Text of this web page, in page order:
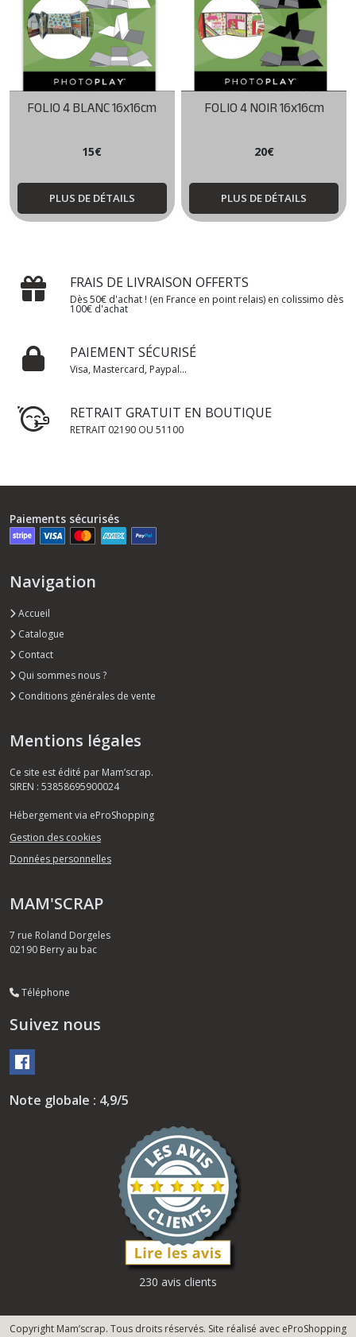
FOLIO 4 BLANC 16x16cm
15€
PLUS DE DÉTAILS
FOLIO 4 NOIR 16x16cm
20€
PLUS DE DÉTAILS
FRAIS DE LIVRAISON OFFERTS
Dès 50€ d'achat ! (en France en point relais) en colissimo dès
100€ d'achat
PAIEMENT SÉCURISÉ
Visa, Mastercard, Paypal...
RETRAIT GRATUIT EN BOUTIQUE
RETRAIT 02190 OU 51100
Paiements sécurisés
Navigation
Accueil
Catalogue
Contact
Qui sommes nous ?
Conditions générales de vente
Mentions légales
Ce site est édité par Mam’scrap.
SIREN : 53858695900024
Hébergement via eProShopping
Gestion des cookies
Données personnelles
MAM'SCRAP
7 rue Roland Dorgeles
02190 Berry au bac
Téléphone
Suivez nous
Note globale : 4,9/5
230 avis clients
Copyright Mam’scrap. Tous droits réservés. Site réalisé avec eProShopping